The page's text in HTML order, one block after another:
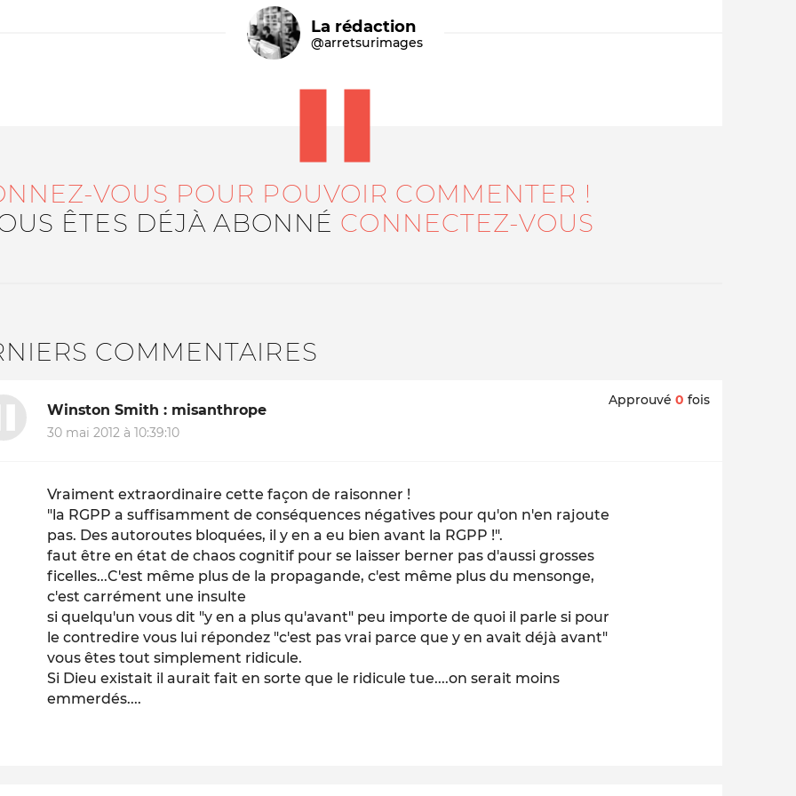
Le médiateur L'équipe Qui sommes-nous ?
La rédaction
@arretsurimages
VOUS POUR POUVOIR COMMENTER !
ÊTES DÉJÀ ABONNÉ CONNECTEZ-VOUS
COMMENTAIRES
Winston Smith : misanthrope
30 mai 2012 à 10:39:10
Approuvé 0 fois
Vraiment extraordinaire cette façon de raisonner !
"la RGPP a suffisamment de conséquences négatives pour qu'on n'en rajoute
pas. Des autoroutes bloquées, il y en a eu bien avant la RGPP !".
faut être en état de chaos cognitif pour se laisser berner pas d'aussi grosses
ficelles...C'est même plus de la propagande, c'est même plus du mensonge,
c'est carrément une insulte
si quelqu'un vous dit "y en a plus qu'avant" peu importe de quoi il parle si pour
le contredire vous lui répondez "c'est pas vrai parce que y en avait déjà avant"
vous êtes tout simplement ridicule.
Si Dieu existait il aurait fait en sorte que le ridicule tue....on serait moins
emmerdés....